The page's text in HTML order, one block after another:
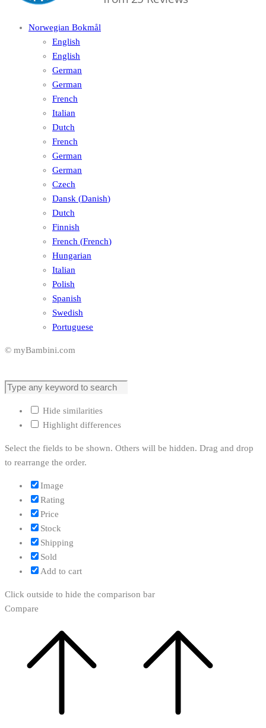
Norwegian Bokmål
English
English
German
German
French
Italian
Dutch
French
German
German
Czech
Dansk (Danish)
Dutch
Finnish
French (French)
Hungarian
Italian
Polish
Spanish
Swedish
Portuguese
© myBambini.com
Hide similarities
Highlight differences
Select the fields to be shown. Others will be hidden. Drag and drop
to rearrange the order.
Image
Rating
Price
Stock
Shipping
Sold
Add to cart
Click outside to hide the comparison bar
Compare